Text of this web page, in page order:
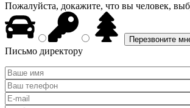
Пожалуйста, докажите, что вы человек,
Письмо директору